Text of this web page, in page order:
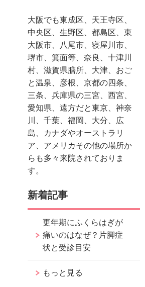
大阪でも東成区、天王寺区、
中央区、生野区、都島区、東
大阪市、八尾市、寝屋川市、
堺市、箕面等、奈良、十津川
村、滋賀県膳所、大津、おご
と温泉、彦根、京都の四条、
三条、兵庫県の三宮、西宮、
愛知県、遠方だと東京、神奈
川、千葉、福岡、大分、広
島、カナダやオーストラリ
ア、アメリカその他の場所か
らも多々来院されておりま
す。
新着記事
更年期にふくらはぎが
痛いのはなぜ？片脚症
状と受診目安
もっと見る